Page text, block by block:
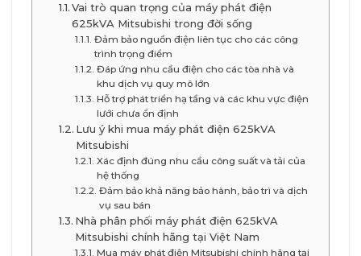
Vai trò quan trọng của máy phát điện
625kVA Mitsubishi trong đời sống
Đảm bảo nguồn điện liên tục cho các công
trình trọng điểm
Đáp ứng nhu cầu điện cho các tòa nhà và
khu dịch vụ quy mô lớn
Hỗ trợ phát triển hạ tầng và các khu vực điện
lưới chưa ổn định
Lưu ý khi mua máy phát điện 625kVA
Mitsubishi
Xác định đúng nhu cầu công suất và tải của
hệ thống
Đảm bảo khả năng bảo hành, bảo trì và dịch
vụ sau bán
Nhà phân phối máy phát điện 625kVA
Mitsubishi chính hãng tại Việt Nam
Mua máy phát điện Mitsubishi chính hãng tại